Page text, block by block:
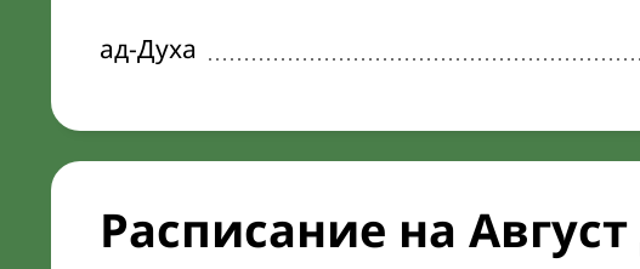
ад-Духа
Расписание на